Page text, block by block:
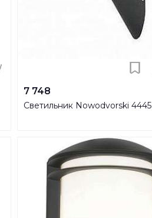
7 748
Светильник Nowodvorski 4445